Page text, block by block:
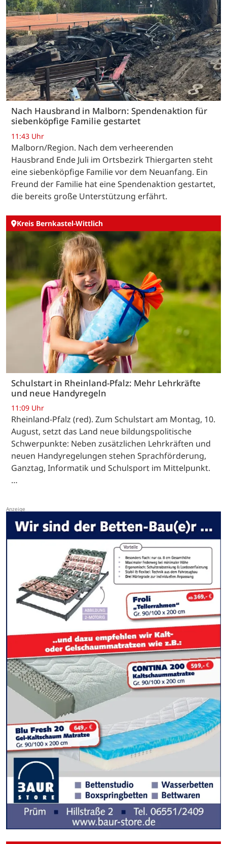
Nach Hausbrand in Malborn: Spendenaktion für
siebenköpfige Familie gestartet
11:43 Uhr
Malborn/Region. Nach dem verheerenden
Hausbrand Ende Juli im Ortsbezirk Thiergarten steht
eine siebenköpfige Familie vor dem Neuanfang. Ein
Freund der Familie hat eine Spendenaktion gestartet,
die bereits große Unterstützung erfährt.
Kreis Bernkastel-Wittlich
Schulstart in Rheinland-Pfalz: Mehr Lehrkräfte
und neue Handyregeln
11:09 Uhr
Rheinland-Pfalz (red). Zum Schulstart am Montag, 10.
August, setzt das Land neue bildungspolitische
Schwerpunkte: Neben zusätzlichen Lehrkräften und
neuen Handyregelungen stehen Sprachförderung,
Ganztag, Informatik und Schulsport im Mittelpunkt.
…